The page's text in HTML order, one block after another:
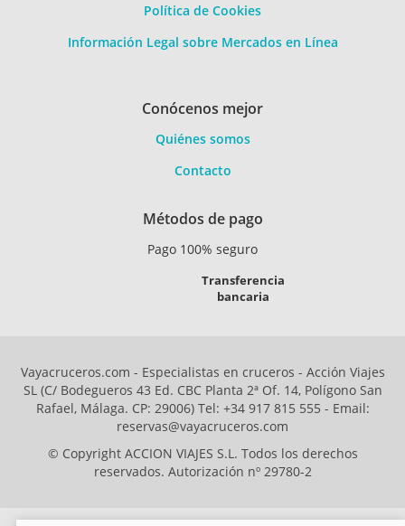
Política de Cookies
Información Legal sobre Mercados en Línea
Conócenos mejor
Quiénes somos
Contacto
Métodos de pago
Pago 100% seguro
Transferencia
bancaria
Vayacruceros.com - Especialistas en cruceros - Acción Viajes
SL (C/ Bodegueros 43 Ed. CBC Planta 2ª Of. 14, Polígono San
Rafael, Málaga. CP: 29006) Tel: +34 917 815 555 - Email:
reservas@vayacruceros.com
© Copyright ACCION VIAJES S.L. Todos los derechos
reservados. Autorización nº 29780-2